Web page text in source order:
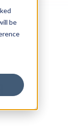
be